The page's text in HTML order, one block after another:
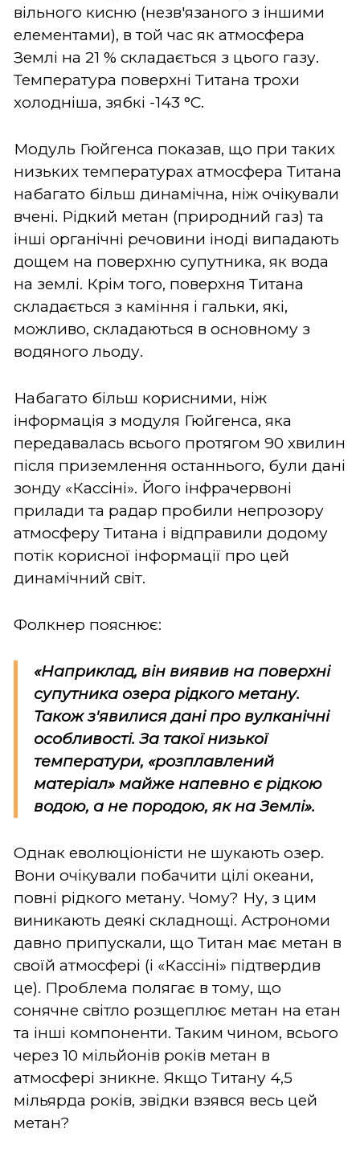
вільного кисню (незв'язаного з іншими
елементами), в той час як атмосфера
Землі на 21 % складається з цього газу.
Температура поверхні Титана трохи
холодніша, зябкі -143 °C.
Модуль Гюйгенса показав, що при таких
низьких температурах атмосфера Титана
набагато більш динамічна, ніж очікували
вчені. Рідкий метан (природний газ) та
інші органічні речовини іноді випадають
дощем на поверхню супутника, як вода
на землі. Крім того, поверхня Титана
складається з каміння і гальки, які,
можливо, складаються в основному з
водяного льоду.
Набагато більш корисними, ніж
інформація з модуля Гюйгенса, яка
передавалась всього протягом 90 хвилин
після приземлення останнього, були дані
зонду «Кассіні». Його інфрачервоні
прилади та радар пробили непрозору
атмосферу Титана і відправили додому
потік корисної інформації про цей
динамічний світ.
Фолкнер пояснює:
«Наприклад, він виявив на поверхні
супутника озера рідкого метану.
Також з'явилися дані про вулканічні
особливості. За такої низької
температури, «розплавлений
матеріал» майже напевно є рідкою
водою, а не породою, як на Землі».
Однак еволюціоністи не шукають озер.
Вони очікували побачити цілі океани,
повні рідкого метану. Чому? Ну, з цим
виникають деякі складнощі. Астрономи
давно припускали, що Титан має метан в
своїй атмосфері (і «Кассіні» підтвердив
це). Проблема полягає в тому, що
сонячне світло розщеплює метан на етан
та інші компоненти. Таким чином, всього
через 10 мільйонів років метан в
атмосфері зникне. Якщо Титану 4,5
мільярда років, звідки взявся весь цей
метан?